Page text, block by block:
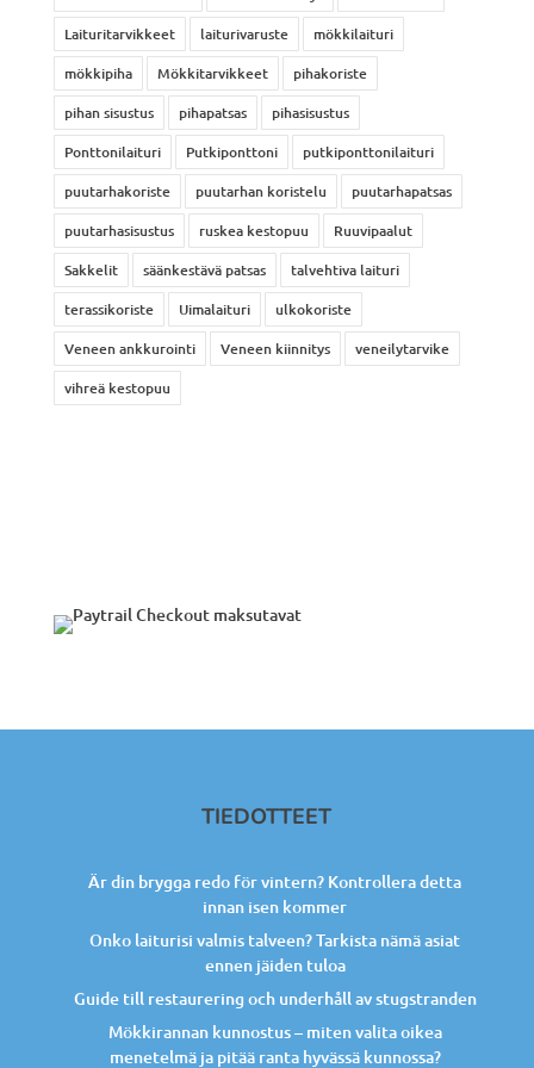
Laituritarvikkeet
laiturivaruste
mökkilaituri
mökkipiha
Mökkitarvikkeet
pihakoriste
pihan sisustus
pihapatsas
pihasisustus
Ponttonilaituri
Putkiponttoni
putkiponttonilaituri
puutarhakoriste
puutarhan koristelu
puutarhapatsas
puutarhasisustus
ruskea kestopuu
Ruuvipaalut
Sakkelit
säänkestävä patsas
talvehtiva laituri
terassikoriste
Uimalaituri
ulkokoriste
Veneen ankkurointi
Veneen kiinnitys
veneilytarvike
vihreä kestopuu
TIEDOTTEET
Är din brygga redo för vintern? Kontrollera detta
innan isen kommer
Onko laiturisi valmis talveen? Tarkista nämä asiat
ennen jäiden tuloa
Guide till restaurering och underhåll av stugstranden
Mökkirannan kunnostus – miten valita oikea
menetelmä ja pitää ranta hyvässä kunnossa?